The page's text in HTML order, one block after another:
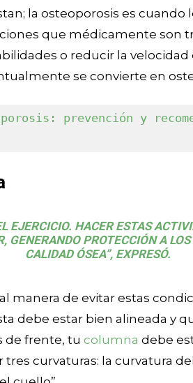
la osteoporosis es cuando
que médicamente son
o reducir la velocidad
se convierte en
prevención y
EJERCICIO. HACER ESTAS
GENERANDO PROTECCIÓN A
CALIDAD ÓSEA”, EXPRESÓ.
manera de evitar estas
debe estar bien alineada y
de frente, tu columna debe
curvaturas: la curvatura